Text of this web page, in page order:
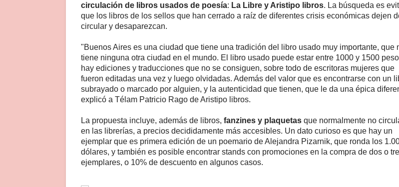
circulación de libros usados de poesía: La Libre y Aristipo libros. La búsqueda es
que los libros de los sellos que han cerrado a raíz de diferentes crisis económicas dejen
circular y desaparezcan.
"Buenos Aires es una ciudad que tiene una tradición del libro usado muy importante, que
tiene ninguna otra ciudad en el mundo. El libro usado puede estar entre 1000 y 1500
hay ediciones y traducciones que no se consiguen, sobre todo de escritoras mujeres que
fueron editadas una vez y luego olvidadas. Además del valor que es encontrarse con un
subrayado o marcado por alguien, y la autenticidad que tienen, que le da una épica
explicó a Télam Patricio Rago de Aristipo libros.
La propuesta incluye, además de libros, fanzines y plaquetas que normalmente no
en las librerías, a precios decididamente más accesibles. Un dato curioso es que hay un
ejemplar que es primera edición de un poemario de Alejandra Pizarnik, que ronda los
dólares, y también es posible encontrar stands con promociones en la compra de dos o
ejemplares, o 10% de descuento en algunos casos.